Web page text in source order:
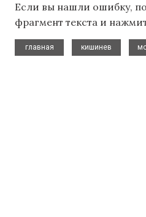
Если вы нашли ошибку,
фрагмент текста и
главная
кишинев